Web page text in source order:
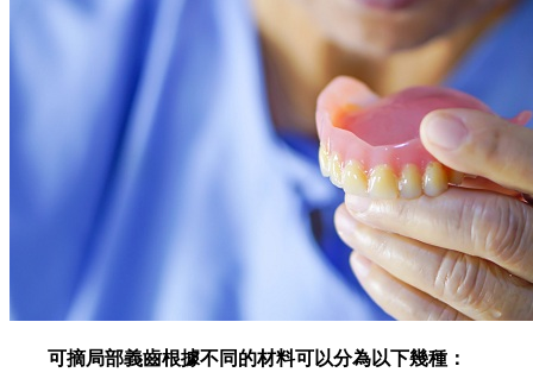
可摘局部義齒根據不同的材料可以分為以下幾種：